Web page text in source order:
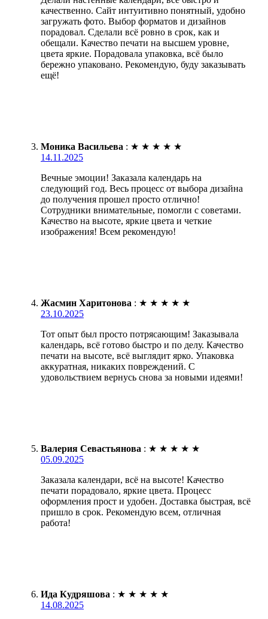
качественно. Сайт интуитивно понятный, удобно
загружать фото. Выбор форматов и дизайнов
порадовал. Сделали всё ровно в срок, как и
обещали. Качество печати на высшем уровне,
цвета яркие. Порадовала упаковка, всё было
бережно упаковано. Рекомендую, буду заказывать
ещё!
Моника Васильева : ★ ★ ★ ★ ★
14.11.2025
Вечные эмоции! Заказала календарь на
следующий год. Весь процесс от выбора дизайна
до получения прошел просто отлично!
Сотрудники внимательные, помогли с советами.
Качество на высоте, яркие цвета и четкие
изображения! Всем рекомендую!
Жасмин Харитонова : ★ ★ ★ ★ ★
23.10.2025
Тот опыт был просто потрясающим! Заказывала
календарь, всё готово быстро и по делу. Качество
печати на высоте, всё выглядит ярко. Упаковка
аккуратная, никаких повреждений. С
удовольствием вернусь снова за новыми идеями!
Валерия Севастьянова : ★ ★ ★ ★ ★
05.09.2025
Заказала календари, всё на высоте! Качество
печати порадовало, яркие цвета. Процесс
оформления прост и удобен. Доставка быстрая, всё
пришло в срок. Рекомендую всем, отличная
работа!
Ида Кудряшова : ★ ★ ★ ★ ★
14.08.2025